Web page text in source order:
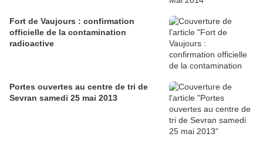
Fort de Vaujours : confirmation
officielle de la contamination
radioactive
Portes ouvertes au centre de tri de
Sevran samedi 25 mai 2013